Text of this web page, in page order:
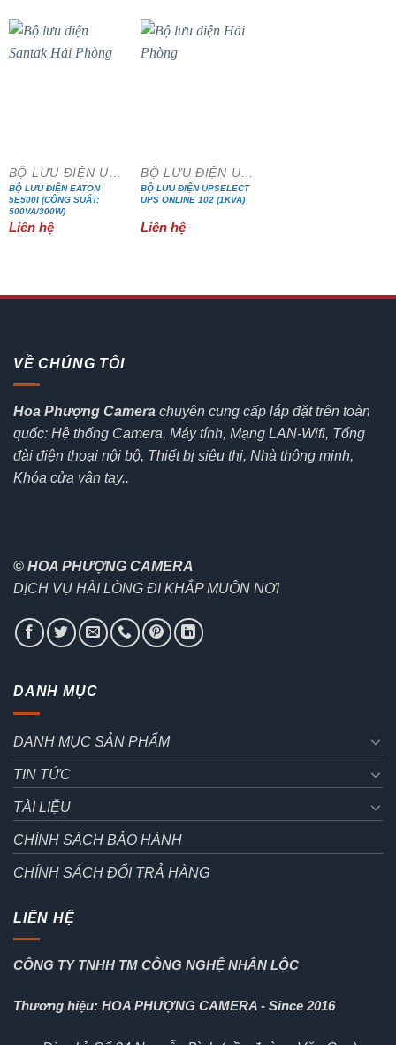
BỘ LƯU ĐIỆN UPS
BỘ LƯU ĐIỆN EATON
5E500I (CÔNG SUẤT:
500VA/300W)
Liên hệ
BỘ LƯU ĐIỆN UPS
BỘ LƯU ĐIỆN UPSELECT
UPS ONLINE 102 (1KVA)
Liên hệ
VỀ CHÚNG TÔI
Hoa Phượng Camera chuyên cung cấp lắp đặt trên toàn
quốc: Hệ thống Camera, Máy tính, Mạng LAN-Wifi, Tổng
đài điện thoại nội bộ, Thiết bị siêu thị, Nhà thông minh,
Khóa cửa vân tay..
© HOA PHƯỢNG CAMERA
DỊCH VỤ HÀI LÒNG ĐI KHẮP MUÔN NƠI
DANH MỤC
DANH MỤC SẢN PHẨM
TIN TỨC
TÀI LIỆU
CHÍNH SÁCH BẢO HÀNH
CHÍNH SÁCH ĐỔI TRẢ HÀNG
LIÊN HỆ
CÔNG TY TNHH TM CÔNG NGHỆ NHÂN LỘC
Thương hiệu: HOA PHƯỢNG CAMERA - Since 2016